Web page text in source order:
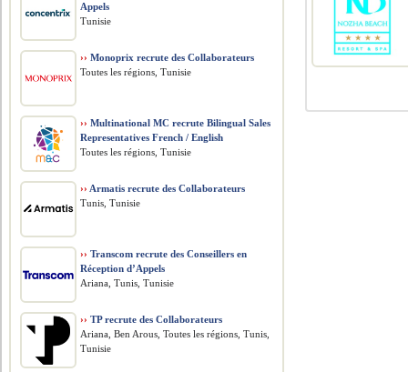
Appels
Tunisie
›› Monoprix recrute des Collaborateurs
Toutes les régions, Tunisie
›› Multinational MC recrute Bilingual Sales
Representatives French / English
Toutes les régions, Tunisie
›› Armatis recrute des Collaborateurs
Tunis, Tunisie
›› Transcom recrute des Conseillers en
Réception d’Appels
Ariana, Tunis, Tunisie
›› TP recrute des Collaborateurs
Ariana, Ben Arous, Toutes les régions, Tunis,
Tunisie